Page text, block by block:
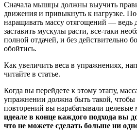
Сначала мышцы должны выучить
движения и привыкнуть к нагрузке.
наращивать массу отягощений — ведь
заставить мускулы расти, все-таки
полной отдачей, и без действительно
обойтись.
Как увеличить веса в упражнениях,
читайте в статье.
Когда вы перейдете к этому этапу,
упражнении должна быть такой, чтобы
повторений вы нарабатывали
идеале в конце каждого подхода вы
что не можете сделать больше ни